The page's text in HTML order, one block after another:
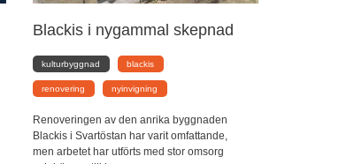
Blackis i nygammal skepnad
kulturbyggnad blackis
renovering nyinvigning
Renoveringen av den anrika byggnaden
Blackis i Svartöstan har varit omfattande,
men arbetet har utförts med stor omsorg